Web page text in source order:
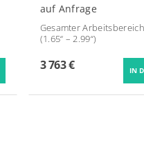
auf Anfrage
Gesamter
(1.65“ – 2.99“)
3 763 €